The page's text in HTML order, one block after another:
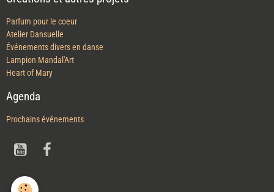
Parfum pour le coeur
Atelier Dansuelle
Événements divers en danse
Lampion Mandal'Art
Heart of Mary
Agenda
Prochains événements